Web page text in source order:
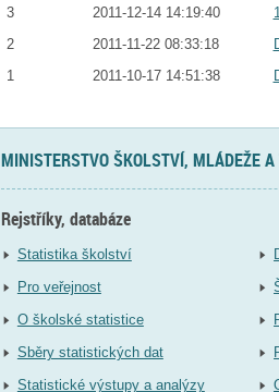
3
2011-12-14 14:19:40
2
2011-11-22 08:33:18
1
2011-10-17 14:51:38
MINISTERSTVO ŠKOLSTVÍ, MLÁDEŽE A
Rejstříky, databáze
Statistika školství
Pro veřejnost
O školské statistice
Sběry statistických dat
Statistické výstupy a analýzy